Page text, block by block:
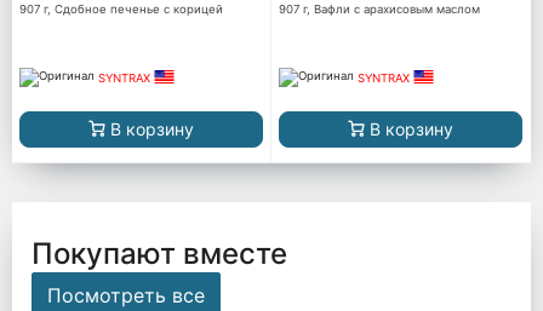
907 г, Сдобное печенье с корицей
SYNTRAX
В корзину
907 г, Вафли с арахисовым маслом
SYNTRAX
В корзину
Покупают вместе
Посмотреть все